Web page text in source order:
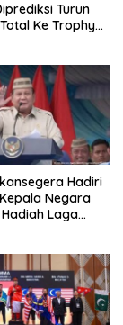
Turun
Ke Trophy
Hadiri
Negara
Laga